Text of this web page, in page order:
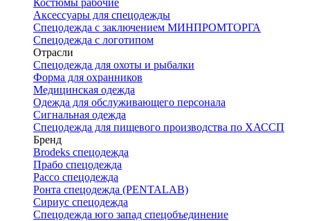
Костюмы рабочие
Аксессуары для спецодежды
Спецодежда с заключением МИНПРОМТОРГА
Спецодежда с логотипом
Отрасли
Спецодежда для охоты и рыбалки
Форма для охранников
Медицинская одежда
Одежда для обслуживающего персонала
Сигнальная одежда
Спецодежда для пищевого производства по ХАССП
Бренд
Brodeks спецодежда
Прабо спецодежда
Рассо спецодежда
Ронта спецодежда (PENTALAB)
Сириус спецодежда
Спецодежда юго запад спецобъединение